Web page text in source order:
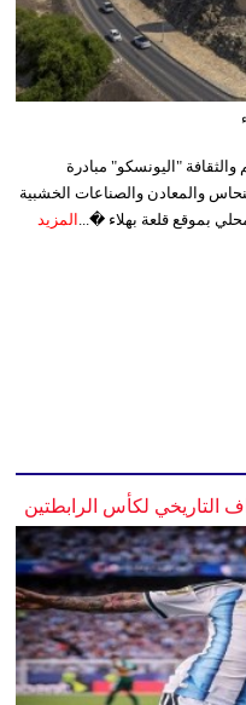
"اليونسكو" مبادرة
والمعادن والصناعات الخشبية
بموقع قلعة بهلاء �... المزيد
التاريخي لكأس الرابطتين